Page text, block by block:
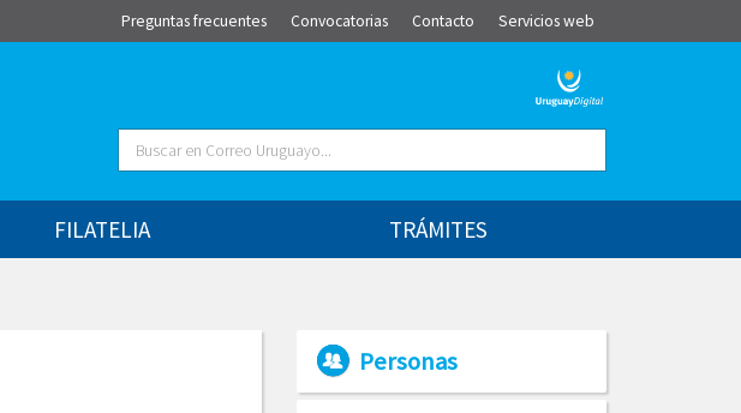
Preguntas frecuentes Convocatorias Contacto Servicios web
Buscar
FILATELIA TRÁMITES
Personas